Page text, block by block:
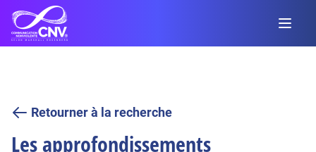
Retourner à la recherche
Les approfondissements